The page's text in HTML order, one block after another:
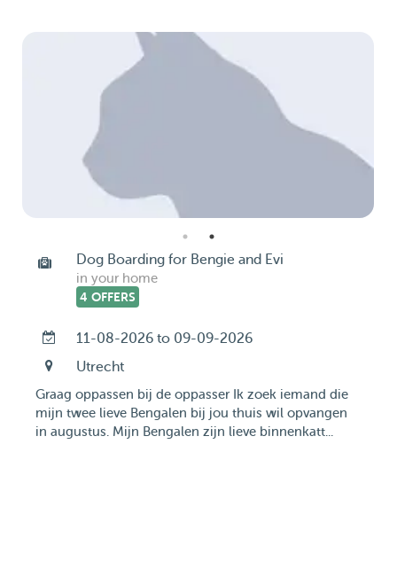
Dog Boarding for Bengie and Evi
in your home
4 OFFERS
11-08-2026 to 09-09-2026
Utrecht
Graag oppassen bij de oppasser Ik zoek iemand die
mijn twee lieve Bengalen bij jou thuis wil opvangen
in augustus. Mijn Bengalen zijn lieve binnenkatt...